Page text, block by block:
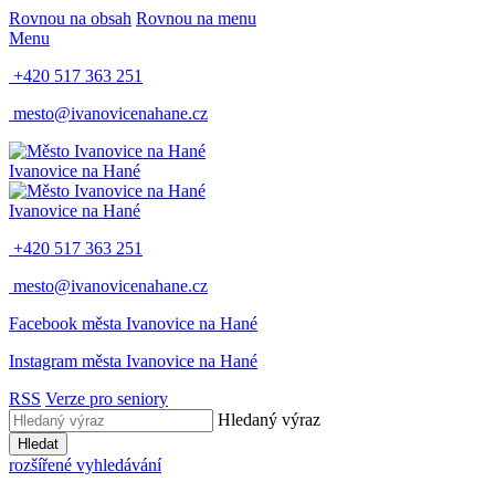
Rovnou na obsah Rovnou na menu
Menu
+420 517 363 251
mesto@ivanovicenahane.cz
Ivanovice na Hané
Ivanovice na Hané
+420 517 363 251
mesto@ivanovicenahane.cz
Facebook města Ivanovice na Hané
Instagram města Ivanovice na Hané
RSS Verze pro seniory
Hledaný výraz
Hledat
rozšířené vyhledávání